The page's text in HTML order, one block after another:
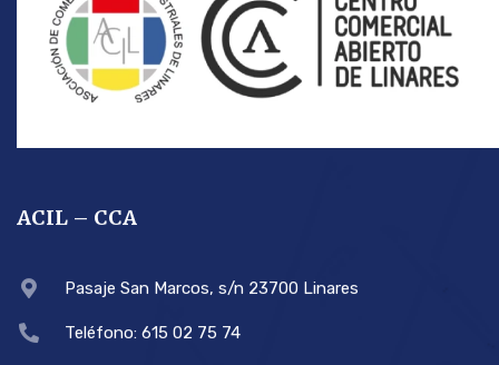
ACIL – CCA
Pasaje San Marcos, s/n 23700 Linares
Teléfono: 615 02 75 74